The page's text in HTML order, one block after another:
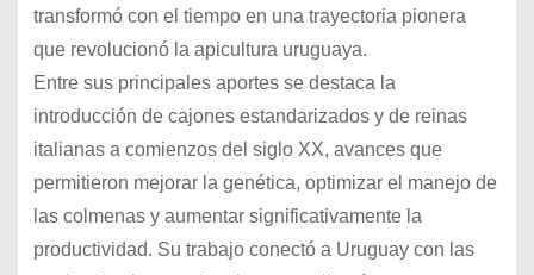
transformó con el tiempo en una trayectoria pionera
que revolucionó la apicultura uruguaya.
Entre sus principales aportes se destaca la
introducción de cajones estandarizados y de reinas
italianas a comienzos del siglo XX, avances que
permitieron mejorar la genética, optimizar el manejo de
las colmenas y aumentar significativamente la
productividad. Su trabajo conectó a Uruguay con las